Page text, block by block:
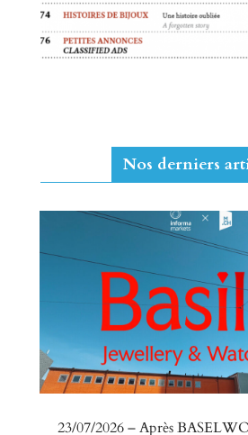
Nos derniers
23/07/2026 – Après